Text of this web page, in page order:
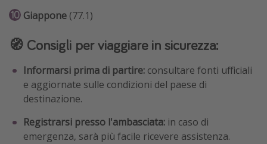
Giappone (77.1)
🧭 Consigli per viaggiare in sicurezza:
Informarsi prima di partire: consultare fonti ufficiali
e aggiornate sulle condizioni del paese di
destinazione.
Registrarsi presso l'ambasciata: in caso di
emergenza, sarà più facile ricevere assistenza.